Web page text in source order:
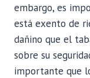
embargo, es
está exento de
dañino que el
sobre su
importante que